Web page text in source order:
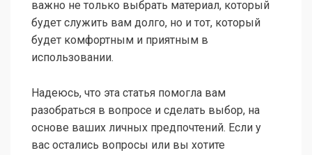
важно не только выбрать материал, который
будет служить вам долго, но и тот, который
будет комфортным и приятным в
использовании.
Надеюсь, что эта статья помогла вам
разобраться в вопросе и сделать выбор, на
основе ваших личных предпочтений. Если у
вас остались вопросы или вы хотите